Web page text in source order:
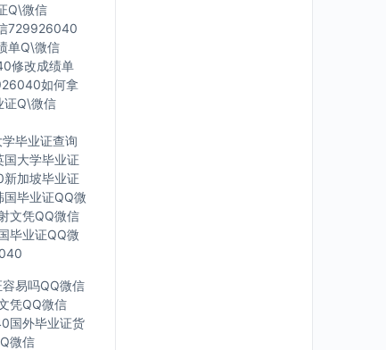
Q\微信
729926040
单Q\微信
修改成绩单
如何拿
证Q\微信
毕业证查询
大学毕业证
加坡毕业证
毕业证QQ微
文凭QQ微信
毕业证QQ微
易吗QQ微信
凭QQ微信
国外毕业证货
微信